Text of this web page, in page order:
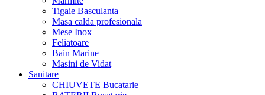
Tigaie Basculanta
Masa calda profesionala
Mese Inox
Feliatoare
Bain Marine
Masini de Vidat
Sanitare
CHIUVETE Bucatarie